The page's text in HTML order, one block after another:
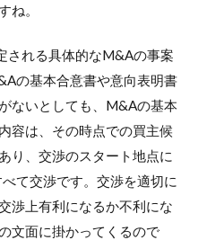
ね。
される具体的なM&Aの事案
の基本合意書や意向表明書
ないとしても、M&Aの基本
容は、その時点での買主候
り、交渉のスタート地点に
て交渉です。交渉を適切に
渉上有利になるか不利にな
文面に掛かってくるので